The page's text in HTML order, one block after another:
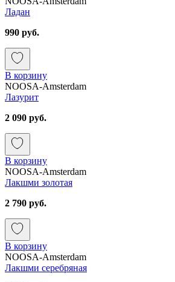
Ладан
990 руб.
В корзину
NOOSA-Amsterdam
Лазурит
2 090 руб.
В корзину
NOOSA-Amsterdam
Лакшми золотая
2 790 руб.
В корзину
NOOSA-Amsterdam
Лакшми серебряная